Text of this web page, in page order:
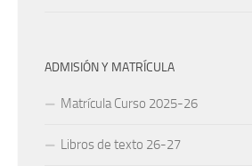
ADMISIÓN Y MATRÍCULA
Matrícula Curso 2025-26
Libros de texto 26-27